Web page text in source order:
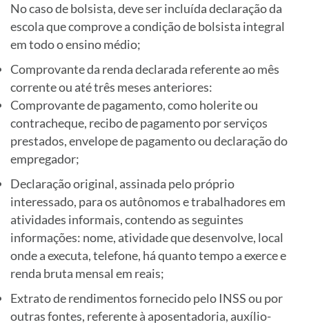
No caso de bolsista, deve ser incluída declaração da
escola que comprove a condição de bolsista integral
em todo o ensino médio;
Comprovante da renda declarada referente ao mês
corrente ou até três meses anteriores:
Comprovante de pagamento, como holerite ou
contracheque, recibo de pagamento por serviços
prestados, envelope de pagamento ou declaração do
empregador;
Declaração original, assinada pelo próprio
interessado, para os autônomos e trabalhadores em
atividades informais, contendo as seguintes
informações: nome, atividade que desenvolve, local
onde a executa, telefone, há quanto tempo a exerce e
renda bruta mensal em reais;
Extrato de rendimentos fornecido pelo INSS ou por
outras fontes, referente à aposentadoria, auxílio-